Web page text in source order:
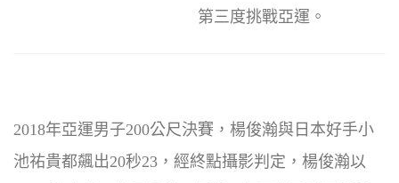
第三度挑戰亞運。
2018年亞運男子200公尺決賽，楊俊瀚與日本好手小
池祐貴都飆出20秒23，經終點攝影判定，楊俊瀚以